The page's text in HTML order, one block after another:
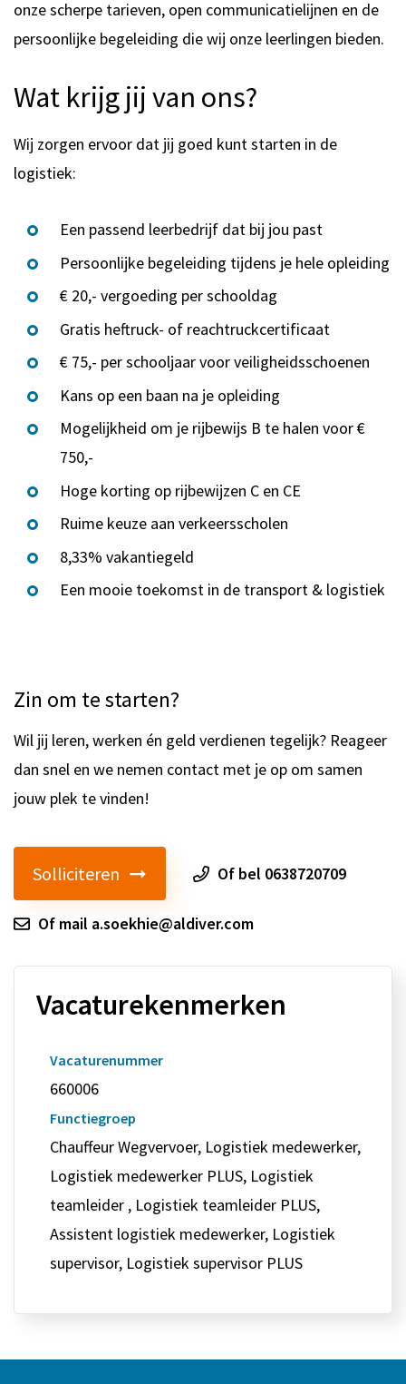
onze scherpe tarieven, open communicatielijnen en de
persoonlijke begeleiding die wij onze leerlingen bieden.
Wat krijg jij van ons?
Wij zorgen ervoor dat jij goed kunt starten in de
logistiek:
Een passend leerbedrijf dat bij jou past
Persoonlijke begeleiding tijdens je hele opleiding
€ 20,- vergoeding per schooldag
Gratis heftruck- of reachtruckcertificaat
€ 75,- per schooljaar voor veiligheidsschoenen
Kans op een baan na je opleiding
Mogelijkheid om je rijbewijs B te halen voor €
750,-
Hoge korting op rijbewijzen C en CE
Ruime keuze aan verkeersscholen
8,33% vakantiegeld
Een mooie toekomst in de transport & logistiek
Zin om te starten?
Wil jij leren, werken én geld verdienen tegelijk? Reageer
dan snel en we nemen contact met je op om samen
jouw plek te vinden!
Solliciteren Of bel 0638720709
Of mail a.soekhie@aldiver.com
Vacaturekenmerken
Vacaturenummer
660006
Functiegroep
Chauffeur Wegvervoer, Logistiek medewerker,
Logistiek medewerker PLUS, Logistiek
teamleider , Logistiek teamleider PLUS,
Assistent logistiek medewerker, Logistiek
supervisor, Logistiek supervisor PLUS